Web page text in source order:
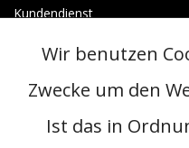
Kundendienst
Kategorien
Kontakt
© Copyright 2026 - btt | Realisatie
Wir benutzen
Zwecke um den
Ist das in